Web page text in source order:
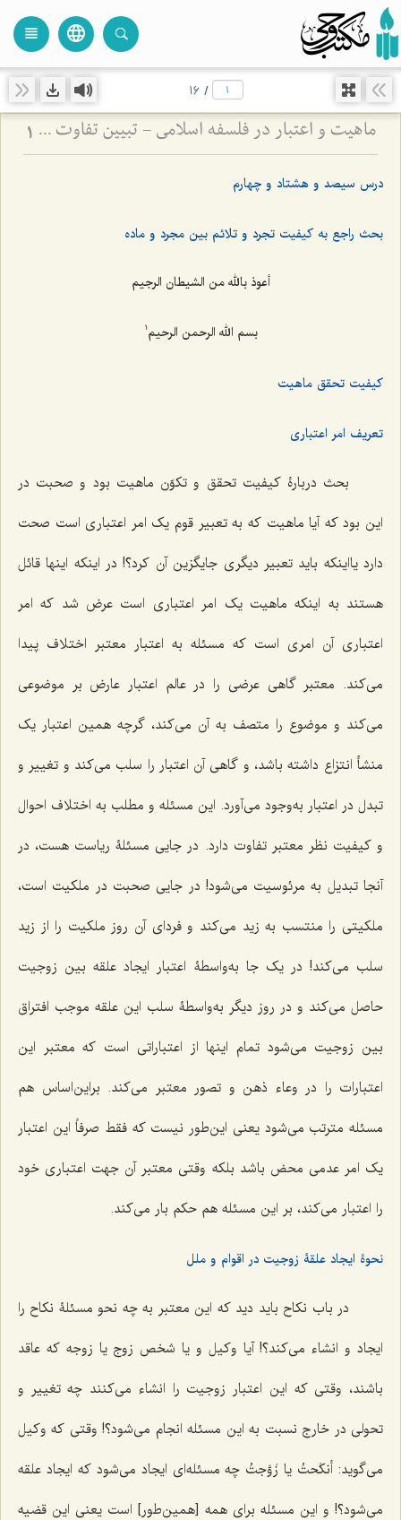
language
view_headline
/
16
ماهیت و اعتبار در فلسفه اسلامی - تبیین تفاوت میان امور اعتباری و حقایق وجودی 1
درس سیصد و هشتاد و چهارم
بحث راجع به کیفیت تجرد و تلائم بین مجرد و ماده
أعوذ بالله من الشیطان الرجیم
بسم الله الرحمن الرحیم1
کیفیت تحقق ماهیت
تعریف امر اعتباری
بحث دربارۀ کیفیت تحقق و تکوّن ماهیت بود و صحبت در
این بود که آیا ماهیت که به تعبیر قوم یک امر اعتباری است صحت
دارد یااینکه باید تعبیر دیگری جایگزین آن کرد؟! در اینکه اینها قائل
هستند به اینکه ماهیت یک امر اعتباری است عرض شد که امر
اعتباری آن امری است که مسئله به اعتبار معتبر اختلاف پیدا
می‌کند. معتبر گاهی عرضی را در عالم اعتبار عارض بر موضوعی
می‌کند و موضوع را متصف به آن می‌کند، گرچه همین اعتبار یک
منشأ انتزاع داشته باشد، و گاهی آن اعتبار را سلب می‌کند و تغییر و
تبدل در اعتبار به‌وجود می‌آورد. این مسئله و مطلب به اختلاف احوال
و کیفیت نظر معتبر تفاوت دارد. در جایی مسئلۀ ریاست هست، در
آنجا تبدیل به مرئوسیت می‌شود! در جایی صحبت در ملکیت است،
ملکیتی را منتسب به زید می‌کند و فردای آن روز ملکیت را از زید
سلب می‌کند! در یک جا به‌واسطۀ اعتبار ایجاد علقه بین زوجیت
حاصل می‌کند و در روز دیگر به‌واسطۀ سلب این علقه موجب افتراق
بین زوجیت می‌شود تمام اینها از اعتباراتی است که معتبر این
اعتبارات را در وعاء ذهن و تصور معتبر می‌کند. براین‌اساس هم
مسئله مترتب می‌شود یعنی این‌طور نیست که فقط صرفاً این اعتبار
یک امر عدمی محض باشد بلکه وقتی معتبر آن جهت اعتباری خود
را اعتبار می‌کند، بر این مسئله هم حکم بار می‌کند.
نحوۀ‌ ایجاد علقۀ زوجیت در اقوام و ملل
در باب نکاح باید دید که این معتبر به چه نحو مسئلۀ نکاح را
ایجاد و انشاء می‌کند؟! آیا وکیل و یا شخص زوج یا زوجه که عاقد
باشند، وقتی که این اعتبار زوجیت را انشاء می‌کنند چه تغییر و
تحولی در خارج نسبت به این مسئله انجام می‌شود؟! وقتی که وکیل
می‌گوید: أنکَحتُ یا زَوَّجتُ چه مسئله‌ای ایجاد می‌شود که ایجاد علقه
می‌شود؟! و این مسئله برای همه [همین‌طور] است یعنی این قضیه